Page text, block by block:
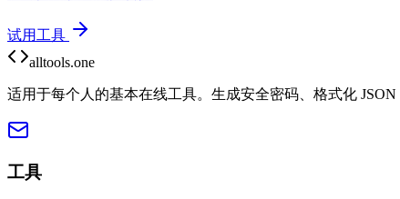
试用工具
alltools.one
适用于每个人的基本在线工具。生成安全密码、格式化
工具